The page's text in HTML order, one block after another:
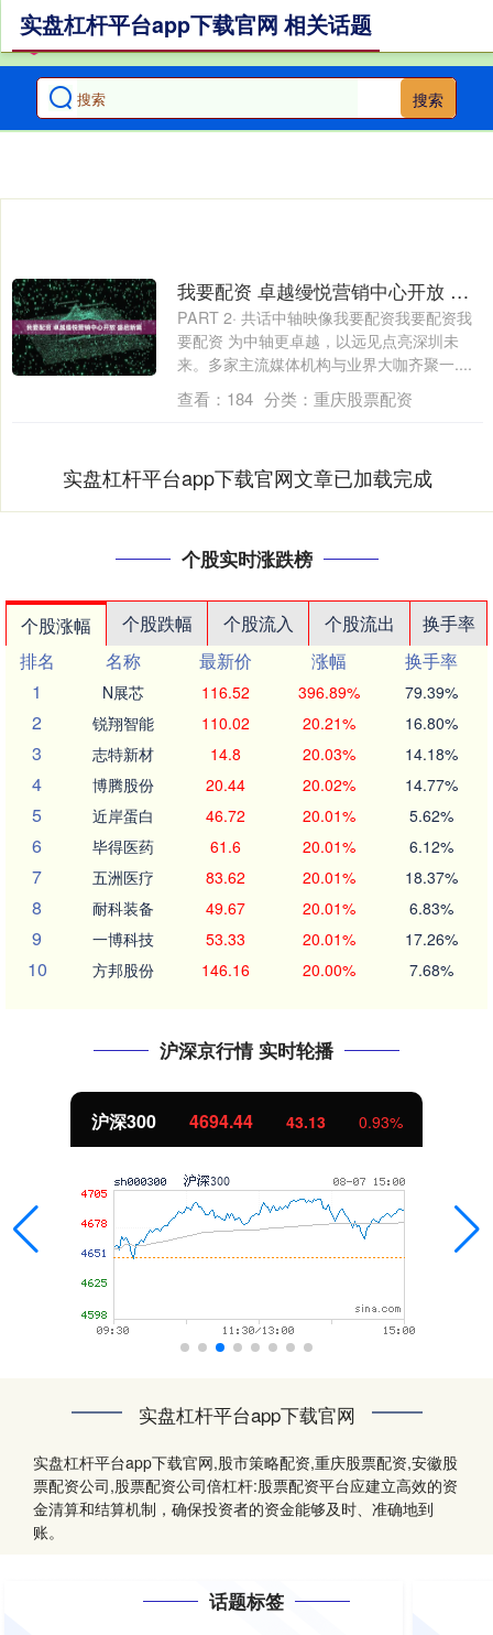
搜索
实盘杠杆平台app下载官网 相关话题
我要配资 卓越缦悦营销中心开放 盛启新篇
PART 2· 共话中轴映像我要配资我要配资我
要配资 为中轴更卓越，以远见点亮深圳未
来。多家主流媒体机构与业界大咖齐聚一....
查看： 184 分类： 重庆股票配资
实盘杠杆平台app下载官网文章已加载完成
个股实时涨跌榜
个股涨幅 个股跌幅 个股流入 个股流出
换手率
排名
名称 最新价 涨幅
换手率
1
N展芯 116.52 396.89% 79.39%
2 锐翔智能 110.02 20.21% 16.80%
3 志特新材 14.8 20.03% 14.18%
4 博腾股份 20.44 20.02% 14.77%
5 近岸蛋白 46.72 20.01% 5.62%
6 毕得医药 61.6 20.01% 6.12%
7 五洲医疗 83.62 20.01% 18.37%
8 耐科装备 49.67 20.01% 6.83%
9 一博科技 53.33 20.01% 17.26%
10 方邦股份 146.16 20.00% 7.68%
沪深京行情 实时轮播
沪深300 4694.44 43.13 0.93%
实盘杠杆平台app下载官网
实盘杠杆平台app下载官网,股市策略配资,重庆股票配资,安徽股
票配资公司,股票配资公司倍杠杆:股票配资平台应建立高效的资
金清算和结算机制，确保投资者的资金能够及时、准确地到
账。
话题标签